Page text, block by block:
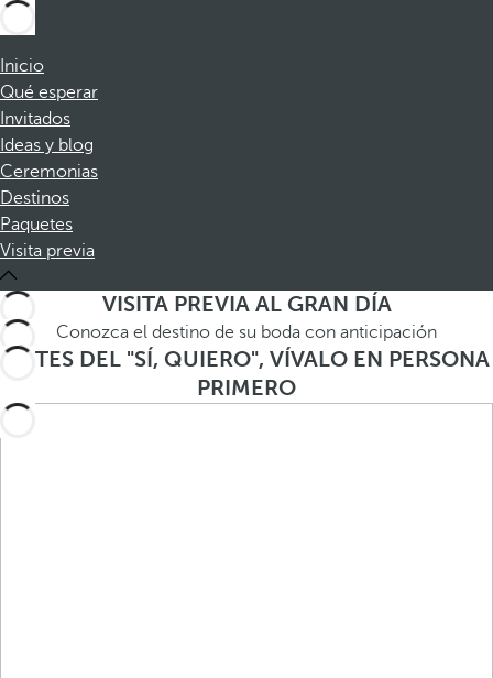
Inicio
Qué esperar
Invitados
Ideas y blog
Ceremonias
Destinos
Paquetes
Visita previa
VISITA PREVIA AL GRAN DÍA
Conozca el destino de su boda con anticipación
ANTES DEL "SÍ, QUIERO", VÍVALO EN PERSONA
PRIMERO